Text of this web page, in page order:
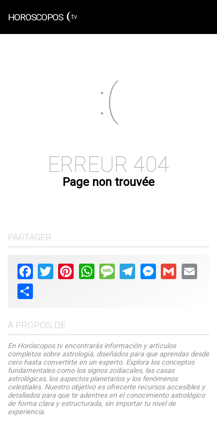
HOROSCOPOS .tv
ERREUR 404
Page non trouvée
PARTAGER
Facebook
Twitter PinterestWhatsAppMessageTelegramMessenger
Gmail Email
Share
À PROPOS DE
En Horóscopos.tv encontrarás información y artículos
completos sobre astrología, diseñados para que aprendas desde
cero hasta convertirte en un experto. Explora los conceptos
fundamentales como los signos zodiacales, las casas
astrológicas, los aspectos planetarios y los fenómenos
celestiales. Nuestro objetivo es ofrecerte recursos accesibles y
detallados para que te adentres en el conocimiento astrológico
de forma clara y estructurada, sin importar tu nivel de
experiencia.